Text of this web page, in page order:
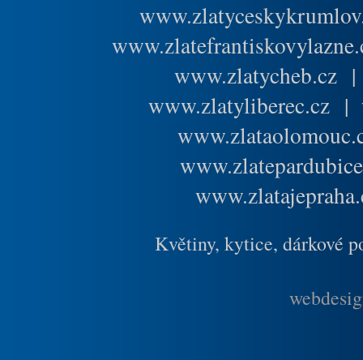
www.zlatycheb.cz
www.zlatyliberec.cz |
Květiny, kytice, dárkové